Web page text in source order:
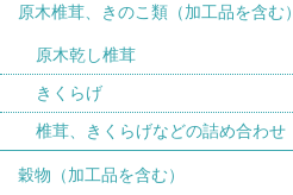
原木椎茸、きのこ類（加工品を含む）
原木乾し椎茸
きくらげ
椎茸、きくらげなどの詰め合わせ
穀物（加工品を含む）